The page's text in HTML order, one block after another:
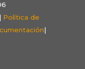
| Política de
|